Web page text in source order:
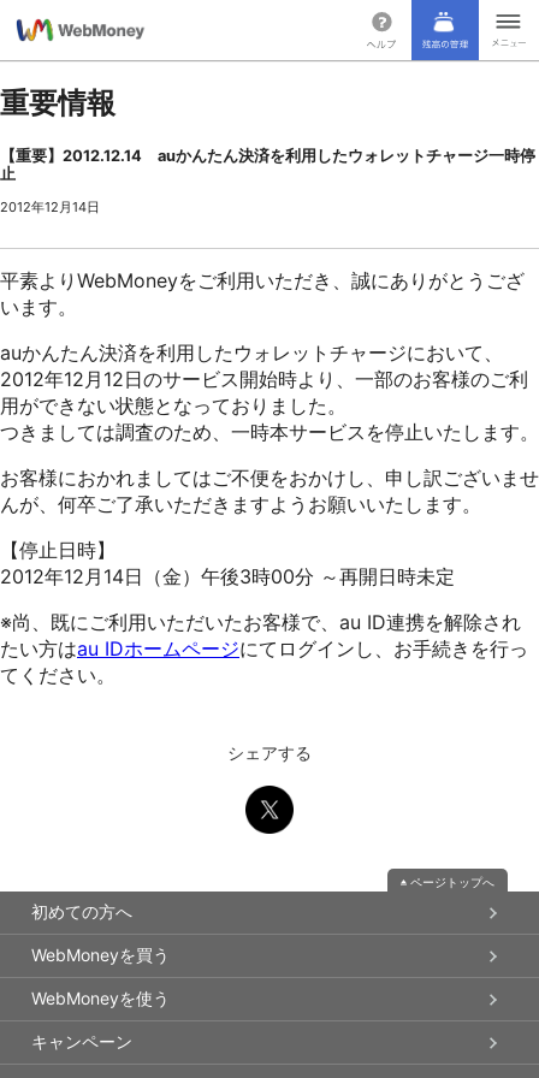
重要情報
【重要】2012.12.14 auかんたん決済を利用したウォレットチャージ一時停
止
2012年12月14日
平素よりWebMoneyをご利用いただき、誠にありがとうござ
います。
auかんたん決済を利用したウォレットチャージにおいて、
2012年12月12日のサービス開始時より、一部のお客様のご利
用ができない状態となっておりました。
つきましては調査のため、一時本サービスを停止いたします。
お客様におかれましてはご不便をおかけし、申し訳ございませ
んが、何卒ご了承いただきますようお願いいたします。
【停止日時】
2012年12月14日（金）午後3時00分 ～再開日時未定
※尚、既にご利用いただいたお客様で、au ID連携を解除され
たい方はau IDホームページにてログインし、お手続きを行っ
てください。
シェアする
ページトップへ
初めての方へ
WebMoneyを買う
WebMoneyを使う
キャンペーン